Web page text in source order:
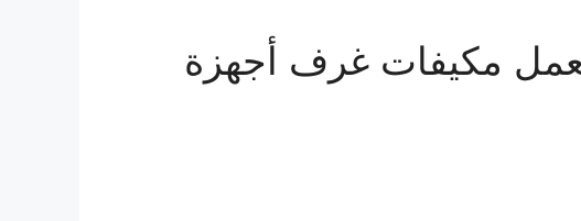
مكيفات غرف أجهزة